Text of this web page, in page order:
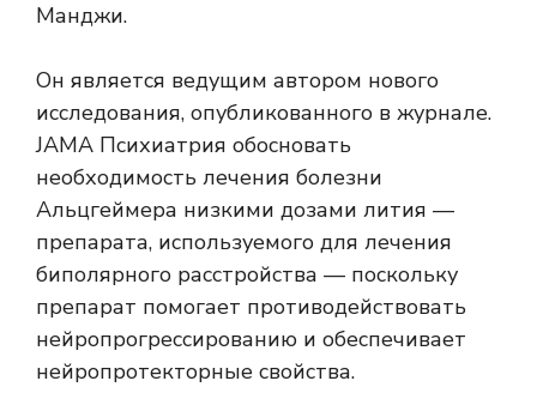
Манджи.
Он является ведущим автором нового
исследования, опубликованного в журнале.
JAMA Психиатрия обосновать
необходимость лечения болезни
Альцгеймера низкими дозами лития —
препарата, используемого для лечения
биполярного расстройства — поскольку
препарат помогает противодействовать
нейропрогрессированию и обеспечивает
нейропротекторные свойства.